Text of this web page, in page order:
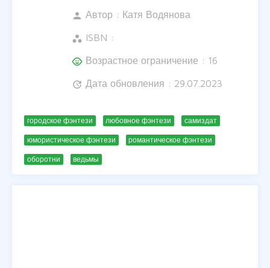
person Автор : Катя Водянова
workspaces ISBN :
child_care Возрастное ограничение : 16
update Дата обновления : 29.07.2023
городское фэнтези любовное фэнтези самиздат
юмористическое фэнтези романтическое фэнтези
оборотни ведьмы